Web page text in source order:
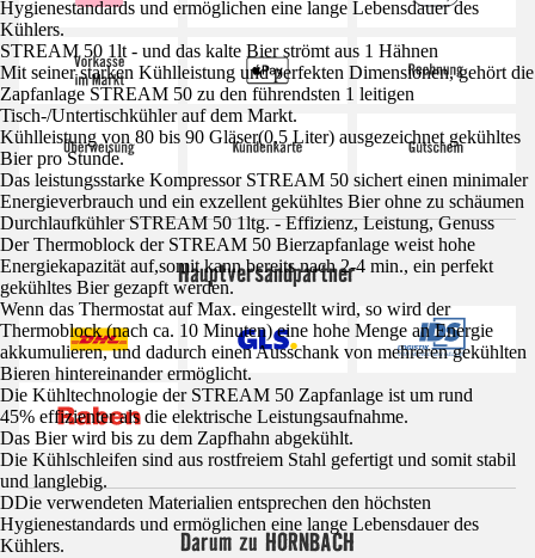
Hygienestandards und ermöglichen eine lange Lebensdauer des
Kühlers.
STREAM 50 1lt - und das kalte Bier strömt aus 1 Hähnen
Mit seiner starken Kühlleistung und perfekten Dimensionen, gehört die
Zapfanlage STREAM 50 zu den führendsten 1 leitigen
Tisch-/Untertischkühler auf dem Markt.
Kühlleistung von 80 bis 90 Gläser(0,5 Liter) ausgezeichnet gekühltes
Bier pro Stunde.
Das leistungsstarke Kompressor STREAM 50 sichert einen minimaler
Energieverbrauch und ein exzellent gekühltes Bier ohne zu schäumen
Durchlaufkühler STREAM 50 1ltg. - Effizienz, Leistung, Genuss
Der Thermoblock der STREAM 50 Bierzapfanlage weist hohe
Energiekapazität auf,somit kann bereits nach 2-4 min., ein perfekt
gekühltes Bier gezapft werden.
Wenn das Thermostat auf Max. eingestellt wird, so wird der
Thermoblock (nach ca. 10 Minuten) eine hohe Menge an Energie
akkumulieren, und dadurch einen Ausschank von mehreren gekühlten
Bieren hintereinander ermöglicht.
Die Kühltechnologie der STREAM 50 Zapfanlage ist um rund
45% effizienter als die elektrische Leistungsaufnahme.
Das Bier wird bis zu dem Zapfhahn abgekühlt.
Die Kühlschleifen sind aus rostfreiem Stahl gefertigt und somit stabil
und langlebig.
DDie verwendeten Materialien entsprechen den höchsten
Hygienestandards und ermöglichen eine lange Lebensdauer des
Kühlers.
Hauptversandpartner
Darum zu HORNBACH